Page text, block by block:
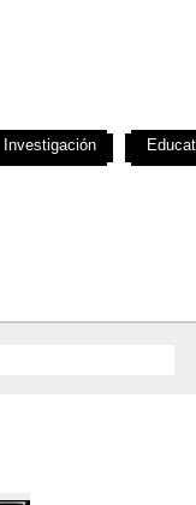
Investigación